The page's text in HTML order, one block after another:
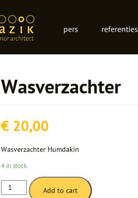
pers referenties
Wasverzachter
€20,00
Wasverzachter Humdakin
4 in stock
WasverzachterAdd to cart